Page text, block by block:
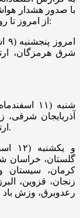
با صدور هشدار
از امروز تا روز یکشنبه (۱۲ اسفندماه) خبر داده و آورده است:
شرق هرمزگان،
شنبه (۱۱
آذربایجان شرقی،
ارتفاعات استان‌های قزوین، البرز، تهران و سمنان.
و
گلستان، خراسان
کرمان، سیستان و
زنجان، قزوین،
رعدوبرق، وزش باد